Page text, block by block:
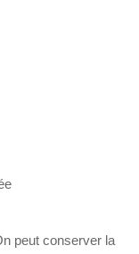
peut conserver la